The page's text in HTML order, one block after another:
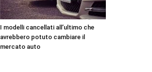
I modelli cancellati all’ultimo che
avrebbero potuto cambiare il
mercato auto